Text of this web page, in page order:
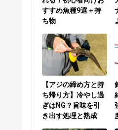
すすめ魚種9選＋持
ち物
【アジの締め方と持
ち帰り方】冷やし過
ぎはNG？旨味を引
き出す処理と熟成